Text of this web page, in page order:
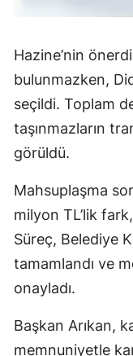
Hazine’nin
bulunmazken,
seçildi. Toplam
taşınmazların
görüldü.
Mahsuplaşma
milyon TL’lik
Süreç, Belediye
tamamlandı ve
onayladı.
Başkan Arıkan,
memnuniyetle